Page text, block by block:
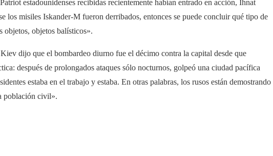
estadounidenses recibidas recientemente habían entrado en acción, Ihnat
los misiles Iskander-M fueron derribados, entonces se puede concluir qué tipo de
objetos, objetos balísticos».
dijo que el bombardeo diurno fue el décimo contra la capital desde que
después de prolongados ataques sólo nocturnos, golpeó una ciudad pacífica
estaba en el trabajo y estaba. En otras palabras, los rusos están demostrando
población civil».